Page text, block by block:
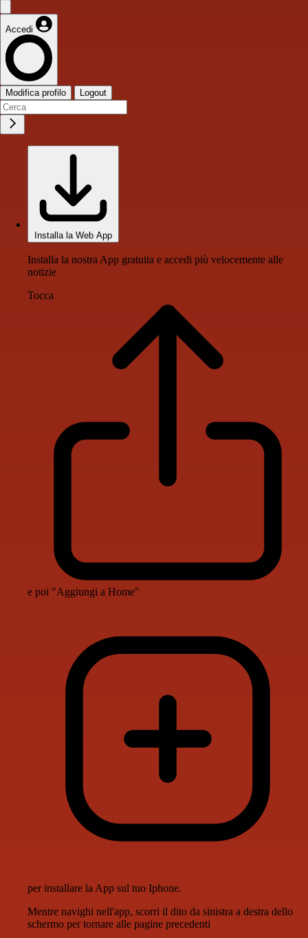
Accedi
Modifica profilo Logout
Installa la Web App
Installa la nostra App gratuita e accedi più velocemente alle
notizie
Tocca
e poi "Aggiungi a Home"
per installare la App sul tuo Iphone.
Mentre navighi nell'app, scorri il dito da sinistra a destra dello
schermo per tornare alle pagine precedenti